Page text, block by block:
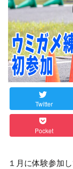
Twitter
Pocket
１月に体験参加